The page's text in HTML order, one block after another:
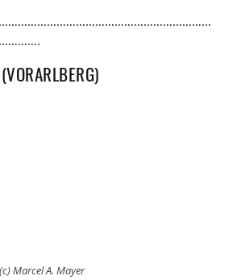
Marcel A. Mayer